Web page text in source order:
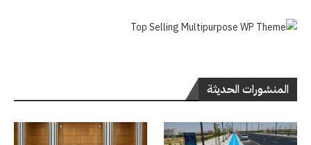
المنشورات الحديثة